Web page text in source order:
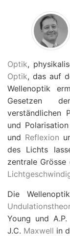
Optik,
Optik, das auf
Wellenoptik
Gesetzen
verständlichen
und
und Reflexion
des Lichts
zentrale
Die
Young und
J.C. Maxwell in